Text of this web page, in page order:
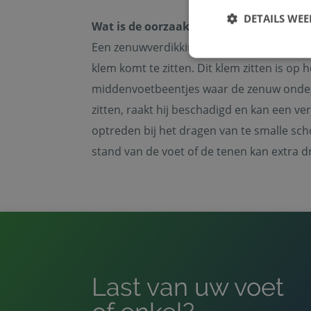
Wat is de oorzaak van een Mortons
Een zenuwverdikking in de voorvoet kan
klem komt te zitten. Dit klem zitten is op
middenvoetbeentjes waar de zenuw
zitten, raakt hij beschadigd en kan een
optreden bij het dragen van te smalle
stand van de voet of de tenen kan extra
Last van uw voet
DETAILS
Strikt noodzakelijke